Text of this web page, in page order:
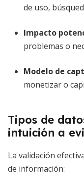
de uso,
Impacto
problemas o
Modelo de
monetizar o
Tipos de
intuición a
La validación
de información: